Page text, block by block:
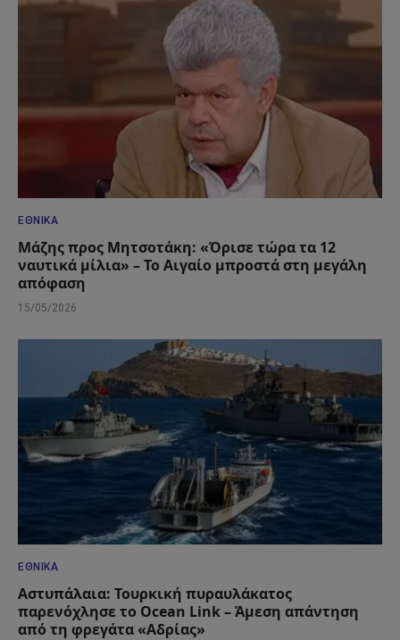
ΕΘΝΙΚΆ
Μάζης προς Μητσοτάκη: «Όρισε τώρα τα 12
ναυτικά μίλια» – Το Αιγαίο μπροστά στη μεγάλη
απόφαση
15/05/2026
ΕΘΝΙΚΆ
Αστυπάλαια: Τουρκική πυραυλάκατος
παρενόχλησε το Ocean Link – Άμεση απάντηση
από τη φρεγάτα «Αδρίας»